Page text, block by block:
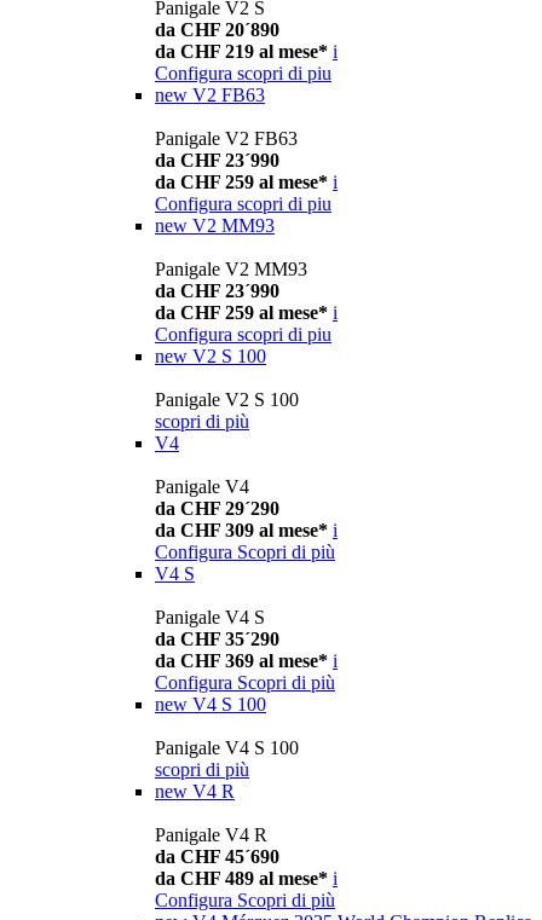
Panigale V2 S
da CHF 20´890
da CHF 219 al mese* i
Configura scopri di piu
new V2 FB63
Panigale V2 FB63
da CHF 23´990
da CHF 259 al mese* i
Configura scopri di piu
new V2 MM93
Panigale V2 MM93
da CHF 23´990
da CHF 259 al mese* i
Configura scopri di piu
new V2 S 100
Panigale V2 S 100
scopri di più
V4
Panigale V4
da CHF 29´290
da CHF 309 al mese* i
Configura Scopri di più
V4 S
Panigale V4 S
da CHF 35´290
da CHF 369 al mese* i
Configura Scopri di più
new V4 S 100
Panigale V4 S 100
scopri di più
new V4 R
Panigale V4 R
da CHF 45´690
da CHF 489 al mese* i
Configura Scopri di più